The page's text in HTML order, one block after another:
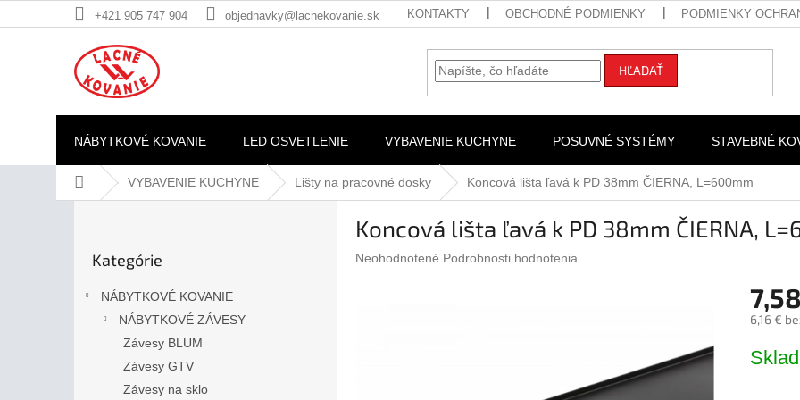
na
+421 905 747 904 objednavky@lacnekovanie.sk KONTAKTY OBCHODNÉ PODMIENKY PODMIENKY
HĽADAŤ
NÁBYTKOVÉ KOVANIE LED OSVETLENIE VYBAVENIE KUCHYNE POSUVNÉ SYSTÉMY STAVEBNÉ
DomovVYBAVENIE KUCHYNE Lišty na pracovné dosky Koncová lišta ľavá k PD 38mm ČIERNA, L=600mm
kategórie
Kategórie
NÁBYTKOVÉ KOVANIE
NÁBYTKOVÉ ZÁVESY
Závesy BLUM
Závesy GTV
Závesy na sklo
Koncová lišta ľavá k PD 38mm ČIERNA,
Priemerné
Neohodnotené Podrobnosti hodnotenia
6,16 €
cena: